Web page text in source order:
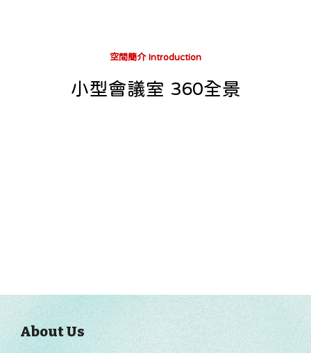
空間簡介 Introduction
小型會議室 360全景
About Us